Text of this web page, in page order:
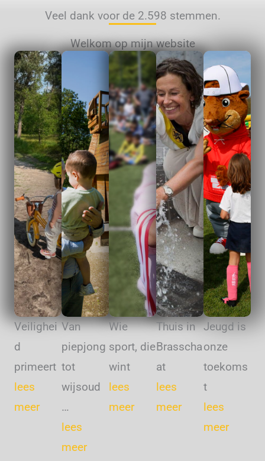
Veel dank voor de 2.598 stemmen.
Welkom op mijn website
Veilighei
d
primeert
lees
meer
Van
piepjong
tot
wijsoud
…
lees
meer
Wie
sport, die
wint
lees
meer
Thuis in
Brasscha
at
lees
meer
Jeugd is
onze
toekoms
t
lees
meer